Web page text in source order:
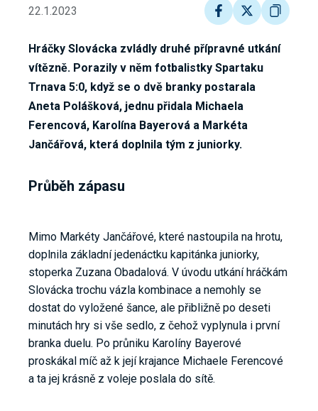
22.1.2023
Hráčky Slovácka zvládly druhé přípravné utkání
vítězně. Porazily v něm fotbalistky Spartaku
Trnava 5:0, když se o dvě branky postarala
Aneta Polášková, jednu přidala Michaela
Ferencová, Karolína Bayerová a Markéta
Jančářová, která doplnila tým z juniorky.
Průběh zápasu
Mimo Markéty Jančářové, které nastoupila na hrotu,
doplnila základní jedenáctku kapitánka juniorky,
stoperka Zuzana Obadalová. V úvodu utkání hráčkám
Slovácka trochu vázla kombinace a nemohly se
dostat do vyložené šance, ale přibližně po deseti
minutách hry si vše sedlo, z čehož vyplynula i první
branka duelu. Po průniku Karolíny Bayerové
proskákal míč až k její krajance Michaele Ferencové
a ta jej krásně z voleje poslala do sítě.